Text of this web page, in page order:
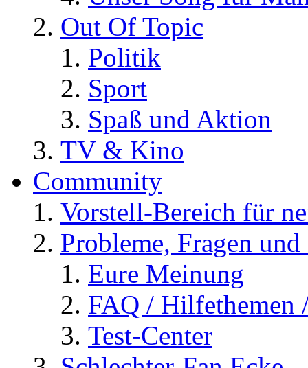
Out Of Topic
Politik
Sport
Spaß und Aktion
TV & Kino
Community
Vorstell-Bereich für
Probleme, Fragen
Eure Meinung
FAQ / Hilfethemen
Test-Center